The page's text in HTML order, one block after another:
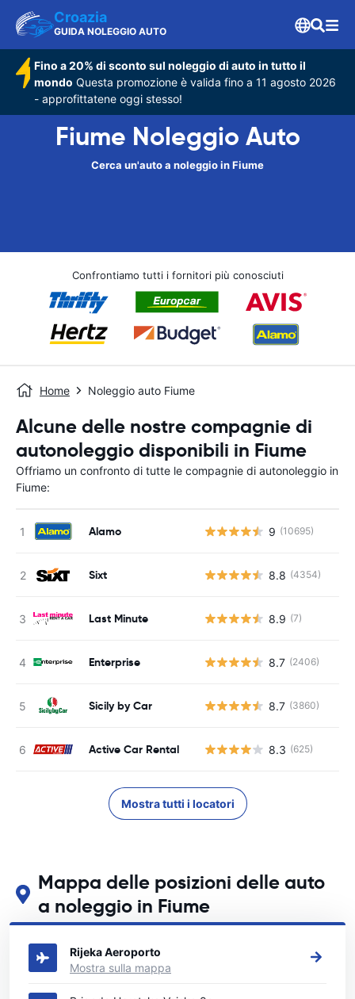
Croazia
GUIDA NOLEGGIO AUTO
Fino a 20% di sconto sul noleggio di auto in tutto il
mondo Questa promozione è valida fino a 11 agosto 2026
- approfittatene oggi stesso!
Fiume Noleggio Auto
Cerca un'auto a noleggio in Fiume
Confrontiamo tutti i fornitori più conosciuti
Home Noleggio auto Fiume
Alcune delle nostre compagnie di
autonoleggio disponibili in Fiume
Offriamo un confronto di tutte le compagnie di autonoleggio in
Fiume:
Alamo 9 (10695)
Sixt 8.8 (4354)
Last Minute 8.9 (7)
Enterprise 8.7 (2406)
Sicily by Car 8.7 (3860)
Active Car Rental 8.3 (625)
Mostra tutti i locatori
Mappa delle posizioni delle auto
a noleggio in Fiume
Guarda le nostre principali sedi di autonoleggio in Fiume
Rijeka Aeroporto
Mostra sulla mappa